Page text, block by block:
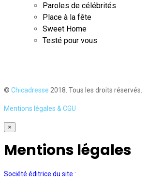
Paroles de célébrités
Place à la fête
Sweet Home
Testé pour vous
© Chicadresse 2018. Tous les droits réservés.
Mentions légales & CGU
×
Mentions légales
Société éditrice du site :